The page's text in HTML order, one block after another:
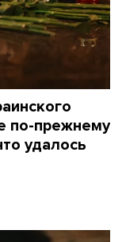
по-прежнему
удалось